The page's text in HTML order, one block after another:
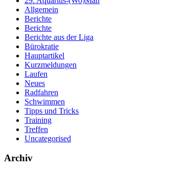
Allgemein
Berichte
Berichte
Berichte aus der Liga
Bürokratie
Hauptartikel
Kurzmeldungen
Laufen
Neues
Radfahren
Schwimmen
Tipps und Tricks
Training
Treffen
Uncategorised
Archiv